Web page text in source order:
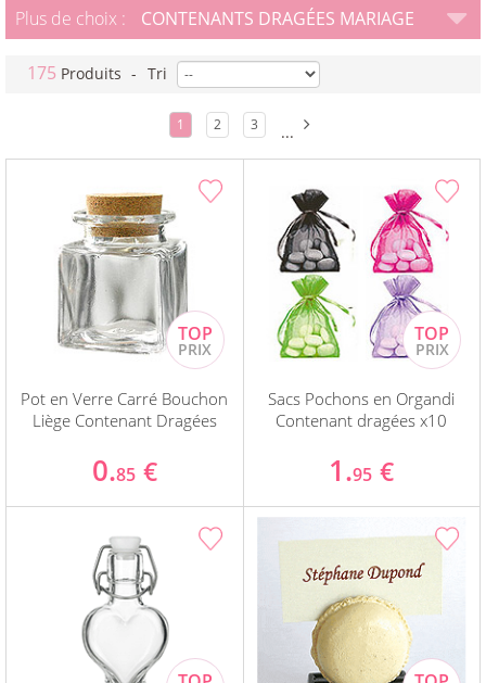
Plus de choix : CONTENANTS DRAGÉES MARIAGE
175 Produits - Tri
1 2 3 ...
Pot en Verre Carré Bouchon
Liège Contenant Dragées
0.85 €
Sacs Pochons en Organdi
Contenant dragées x10
1.95 €